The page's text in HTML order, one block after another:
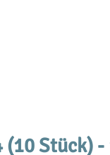
Stück)